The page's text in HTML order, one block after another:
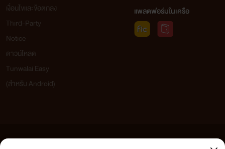
เงื่อนไขและข้อตกลง
Third-Party
Notice
ดาวน์โหลด
Tunwalai Easy
(สำหรับ Android)
แพลตฟอร์มในเครือ